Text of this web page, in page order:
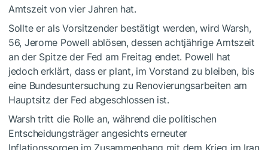
Amtszeit von vier Jahren hat.
Sollte er als Vorsitzender bestätigt werden, wird Warsh,
56, Jerome Powell ablösen, dessen achtjährige Amtszeit
an der Spitze der Fed am Freitag endet. Powell hat
jedoch erklärt, dass er plant, im Vorstand zu bleiben, bis
eine Bundesuntersuchung zu Renovierungsarbeiten am
Hauptsitz der Fed abgeschlossen ist.
Warsh tritt die Rolle an, während die politischen
Entscheidungsträger angesichts erneuter